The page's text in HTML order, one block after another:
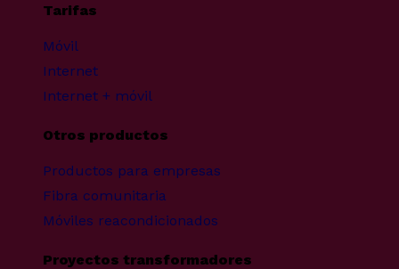
Tarifas
Móvil
Internet
Internet + móvil
Otros productos
Productos para empresas
Fibra comunitaria
Móviles reacondicionados
Proyectos transformadores